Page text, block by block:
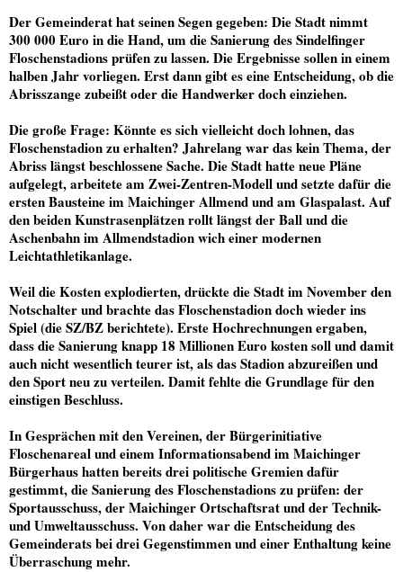
Der Gemeinderat hat seinen Segen gegeben: Die Stadt nimmt
300 000 Euro in die Hand, um die Sanierung des Sindelfinger
Floschenstadions prüfen zu lassen. Die Ergebnisse sollen in einem
halben Jahr vorliegen. Erst dann gibt es eine Entscheidung, ob die
Abrisszange zubeißt oder die Handwerker doch einziehen.
Die große Frage: Könnte es sich vielleicht doch lohnen, das
Floschenstadion zu erhalten? Jahrelang war das kein Thema, der
Abriss längst beschlossene Sache. Die Stadt hatte neue Pläne
aufgelegt, arbeitete am Zwei-Zentren-Modell und setzte dafür die
ersten Bausteine im Maichinger Allmend und am Glaspalast. Auf
den beiden Kunstrasenplätzen rollt längst der Ball und die
Aschenbahn im Allmendstadion wich einer modernen
Leichtathletikanlage.
Weil die Kosten explodierten, drückte die Stadt im November den
Notschalter und brachte das Floschenstadion doch wieder ins
Spiel (die SZ/BZ berichtete). Erste Hochrechnungen ergaben,
dass die Sanierung knapp 18 Millionen Euro kosten soll und damit
auch nicht wesentlich teurer ist, als das Stadion abzureißen und
den Sport neu zu verteilen. Damit fehlte die Grundlage für den
einstigen Beschluss.
In Gesprächen mit den Vereinen, der Bürgerinitiative
Floschenareal und einem Informationsabend im Maichinger
Bürgerhaus hatten bereits drei politische Gremien dafür
gestimmt, die Sanierung des Floschenstadions zu prüfen: der
Sportausschuss, der Maichinger Ortschaftsrat und der Technik-
und Umweltausschuss. Von daher war die Entscheidung des
Gemeinderats bei drei Gegenstimmen und einer Enthaltung keine
Überraschung mehr.